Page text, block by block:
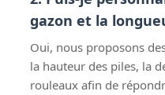
gazon et la
Oui, nous proposons
la hauteur des piles, la
rouleaux afin de